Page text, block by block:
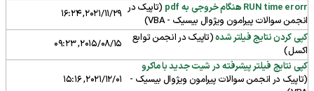
RUN time erorr هنگام خروجی به pdf
(تاپیک در
انجمنسوالات پیرامون ویژوال بیسیک - VBA )
2021/11/29, 16:24
کپی کردن نتایج فیلتر شده(تاپیک در انجمنتوابع
اکسل)
2015/08/15, 09:23
کپی نتایج فیلتر پیشرفته در شیت جدید با ماکرو
(تاپیک در انجمنسوالات پیرامون ویژوال بیسیک -
2021/12/01, 15:16